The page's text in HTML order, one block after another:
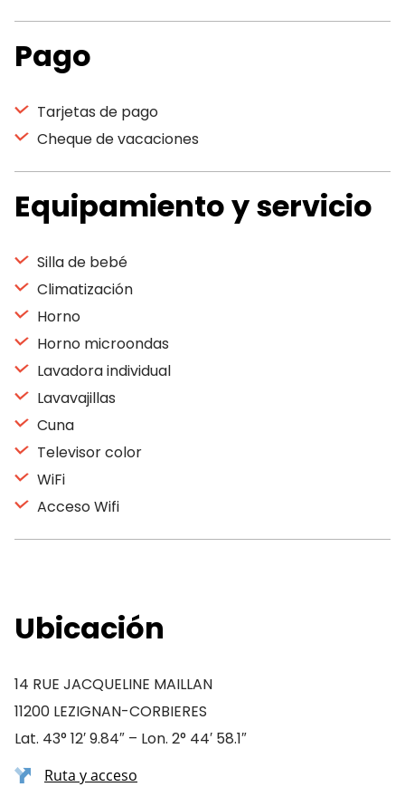
Pago
Tarjetas de pago
Cheque de vacaciones
Equipamiento y servicio
Silla de bebé
Climatización
Horno
Horno microondas
Lavadora individual
Lavavajillas
Cuna
Televisor color
WiFi
Acceso Wifi
Ubicación
14 RUE JACQUELINE MAILLAN
11200 LEZIGNAN-CORBIERES
Lat. 43° 12′ 9.84″ – Lon. 2° 44′ 58.1″
Ruta y acceso